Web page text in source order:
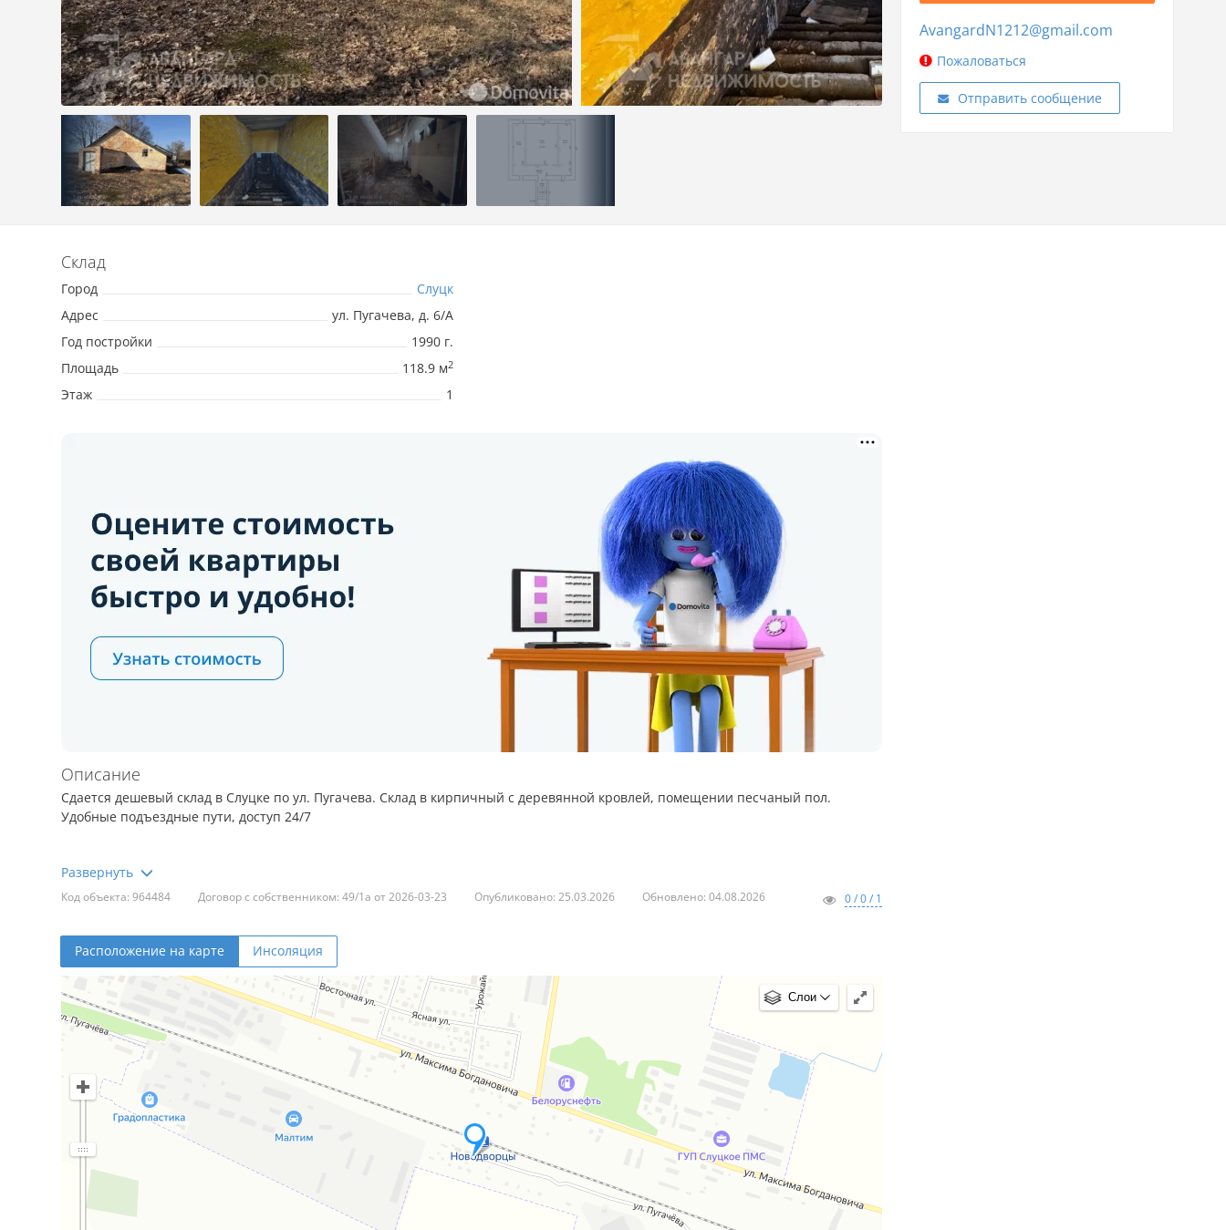
AvangardN1212@gmail.com
Пожаловаться
Отправить сообщение
Склад
Город
Слуцк
Адрес
ул. Пугачева, д. 6/А
Год постройки
1990 г.
Площадь
118.9 м2
Этаж 1
Описание
Сдается дешевый склад в Слуцке по ул. Пугачева. Склад в кирпичный с деревянной кровлей, помещении песчаный пол.
Удобные подъездные пути, доступ 24/7
Данный склад – бывшее армейское хранилище
Собственник готов под конкретного арендатора произвести необходимы ремонт для нормальной эксплуатации склада.
Стоимость указана без учёта НДС
Новые объекты в аренде и продаже каждый день
Бесплатный выезд риэлтора для оценки объекта
Поможем продать или купить готовый бизнес в Минске
Код объекта: 964484 Договор с собственником: 49/1а от 2026-03-23 Опубликовано: 25.03.2026 Обновлено: 04.08.2026 0 / 0 / 1
Расположение на карте Инсоляция
Слои